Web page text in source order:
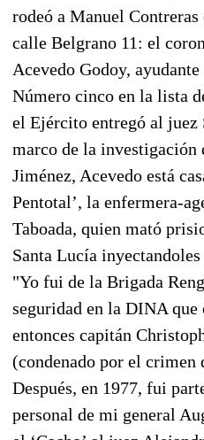
rodeó a Manuel
calle Belgrano 11: el
Acevedo Godoy,
Número cinco en la lista
el Ejército entregó al juez
marco de la investigación
Jiménez, Acevedo está
Pentotal’, la enfermera-
Taboada, quien mató
Santa Lucía
"Yo fui de la Brigada
seguridad en la DINA que
entonces capitán
(condenado por el crimen
Después, en 1977, fui
personal de mi general